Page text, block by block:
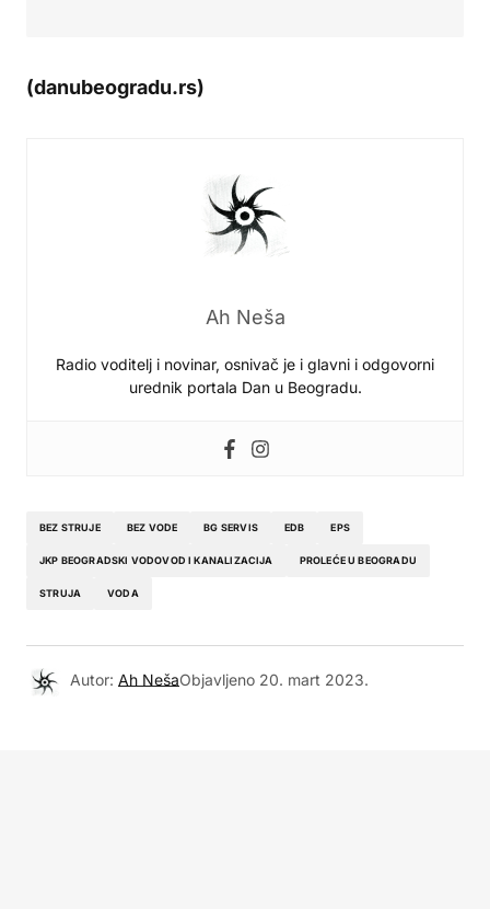
(danubeogradu.rs)
Ah Neša
Radio voditelj i novinar, osnivač je i glavni i odgovorni
urednik portala Dan u Beogradu.
BEZ STRUJE BEZ VODE BG SERVIS EDB EPS
JKP BEOGRADSKI VODOVOD I KANALIZACIJA PROLEĆE U BEOGRADU
STRUJA VODA
Autor: Ah NešaObjavljeno 20. mart 2023.